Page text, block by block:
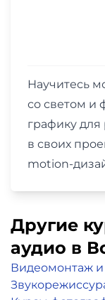
Научитесь
со светом и
графику для
в своих
motion-
Другие
аудио в
Видеомонтаж